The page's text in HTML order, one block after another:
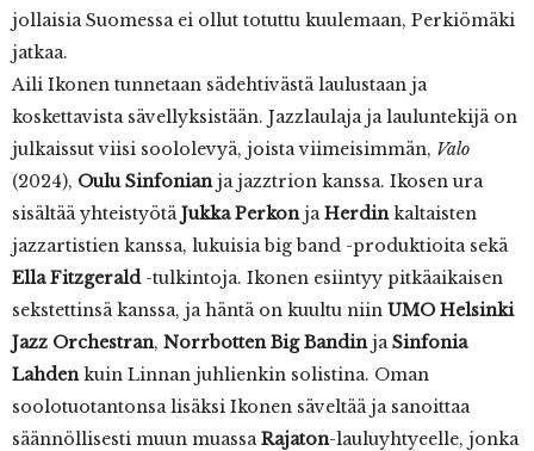
jollaisia Suomessa ei ollut totuttu kuulemaan, Perkiömäki
jatkaa.
Aili Ikonen tunnetaan sädehtivästä laulustaan ja
koskettavista sävellyksistään. Jazzlaulaja ja lauluntekijä on
julkaissut viisi soololevyä, joista viimeisimmän, Valo
(2024), Oulu Sinfonian ja jazztrion kanssa. Ikosen ura
sisältää yhteistyötä Jukka Perkon ja Herdin kaltaisten
jazzartistien kanssa, lukuisia big band -produktioita sekä
Ella Fitzgerald-tulkintoja. Ikonen esiintyy pitkäaikaisen
sekstettinsä kanssa, ja häntä on kuultu niin UMO Helsinki
Jazz Orchestran, Norrbotten Big Bandin ja Sinfonia
Lahden kuin Linnan juhlienkin solistina. Oman
soolotuotantonsa lisäksi Ikonen säveltää ja sanoittaa
säännöllisesti muun muassa Rajaton-lauluyhtyeelle, jonka